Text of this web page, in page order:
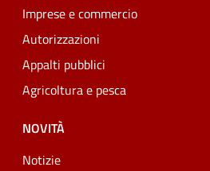
Imprese e commercio
Autorizzazioni
Appalti pubblici
Agricoltura e pesca
NOVITÀ
Notizie